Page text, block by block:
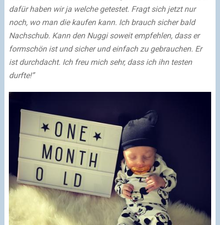
dafür haben wir ja welche getestet. Fragt sich jetzt nur
noch, wo man die kaufen kann. Ich brauch sicher bald
Nachschub. Kann den Nuggi soweit empfehlen, dass er
formschön ist und sicher und einfach zu gebrauchen. Er
ist durchdacht. Ich freu mich sehr, dass ich ihn testen
durfte!”